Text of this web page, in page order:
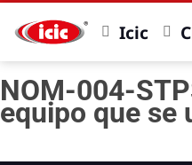
Icic
NOM-004-
equipo que se